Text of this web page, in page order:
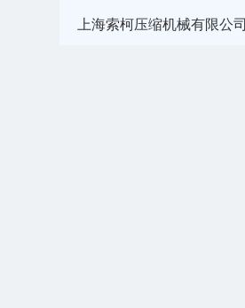
上海索柯压缩机械有限公司